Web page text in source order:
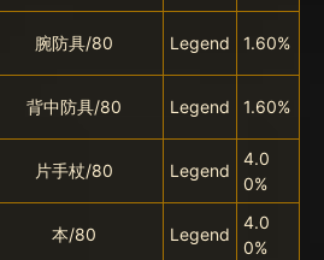
腕防具/80 Legend 1.60%
背中防具/80 Legend 1.60%
片手杖/80 Legend
4.0
0%
本/80 Legend
4.0
0%